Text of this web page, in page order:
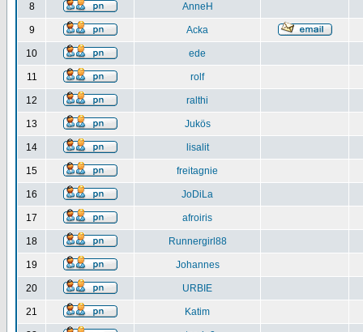
8 AnneH
9 Acka
10 ede
11 rolf
12 ralthi
13 Jukös
14 lisalit
15 freitagnie
16 JoDiLa
17 afroiris
18 Runnergirl88
19 Johannes
20 URBIE
21 Katim